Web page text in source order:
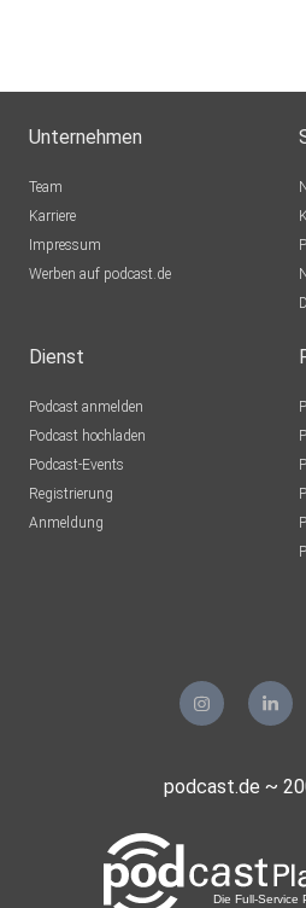
Unternehmen
Team
Karriere
Impressum
Werben auf podcast.de
Dienst
Podcast anmelden
Podcast hochladen
Podcast-Events
Registrierung
Anmeldung
podcast.de ~